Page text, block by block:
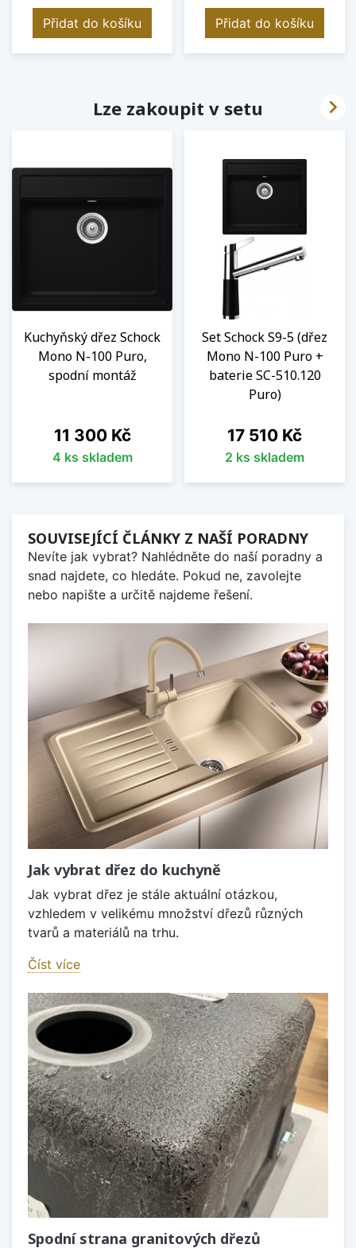
Přidat do košíku Přidat do košíku
Lze zakoupit v setu
Kuchyňský dřez Schock
Mono N-100 Puro,
spodní montáž
Cena
11 300 Kč
4 ks skladem
Set Schock S9-5 (dřez
Mono N-100 Puro +
baterie SC-510.120
Puro)
Cena
17 510 Kč
2 ks skladem

SOUVISEJÍCÍ ČLÁNKY Z NAŠÍ PORADNY
Nevíte jak vybrat? Nahlédněte do naší poradny a
snad najdete, co hledáte. Pokud ne, zavolejte
nebo napište a určitě najdeme řešení.
Jak vybrat dřez do kuchyně
Jak vybrat dřez je stále aktuální otázkou,
vzhledem v velikému množství dřezů různých
tvarů a materiálů na trhu.
Číst více
Spodní strana granitových dřezů